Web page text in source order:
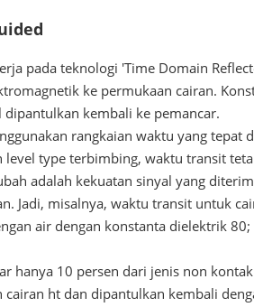
pada teknologi 'Time Domain
ke permukaan cairan.
kembali ke pemancar.
rangkaian waktu yang tepat
type terbimbing, waktu transit
adalah kekuatan sinyal yang
Jadi, misalnya, waktu transit untuk
air dengan konstanta dielektrik
hanya 10 persen dari jenis non
ht dan dipantulkan kembali